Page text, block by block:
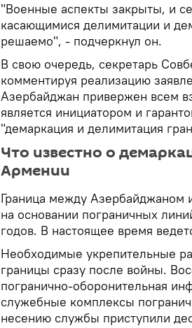
"Военные аспекты закрыты, и
касающимися делимитации и
решаемо", - подчеркнул он.
В свою очередь, секретарь
комментируя реализацию
Азербайджан привержен всем
является инициатором и
"демаркация и делимитация
Что известно о
Армении
Граница между Азербайджаном
на основании пограничных
годов. В настоящее время
Необходимые укрепительные
границы сразу после войны.
погранично-оборонительная
служебные комплексы
несению службы приступили